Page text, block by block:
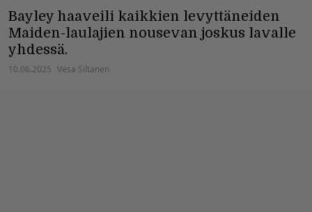
Bayley haaveili kaikkien levyttäneiden
Maiden-laulajien nousevan joskus lavalle
yhdessä.
10.06.2025 Vesa Siltanen